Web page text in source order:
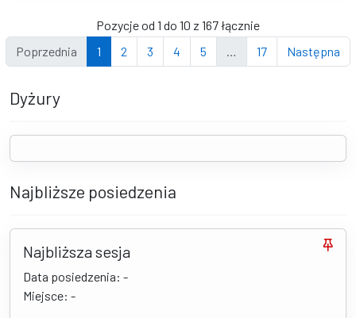
Pozycje od 1 do 10 z 167 łącznie
Poprzednia
1 2 3 4 5 17 Następna
Dyżury
Najbliższe posiedzenia
Najbliższa sesja
Data posiedzenia: -
Miejsce: -